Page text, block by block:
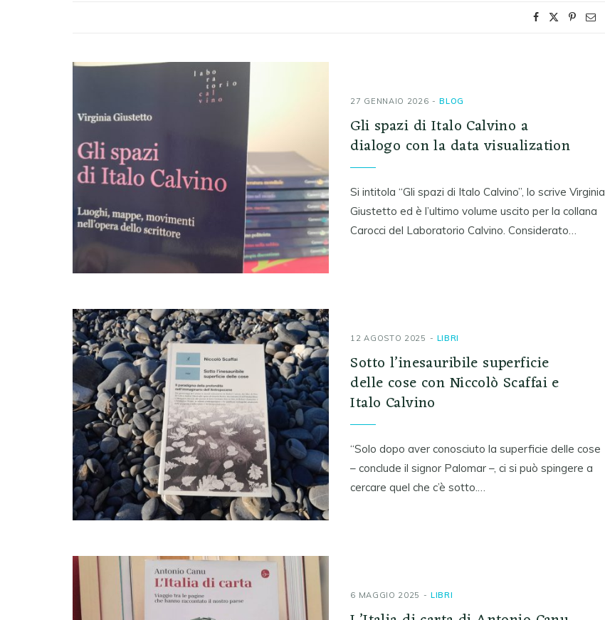
27 GENNAIO 2026 BLOG
Gli spazi di Italo Calvino a
dialogo con la data visualization
Si intitola “Gli spazi di Italo Calvino”, lo scrive Virginia
Giustetto ed è l’ultimo volume uscito per la collana
Carocci del Laboratorio Calvino. Considerato…
12 AGOSTO 2025 LIBRI
Sotto l’inesauribile superficie
delle cose con Niccolò Scaffai e
Italo Calvino
“Solo dopo aver conosciuto la superficie delle cose
– conclude il signor Palomar –, ci si può spingere a
cercare quel che c’è sotto.…
6 MAGGIO 2025 LIBRI